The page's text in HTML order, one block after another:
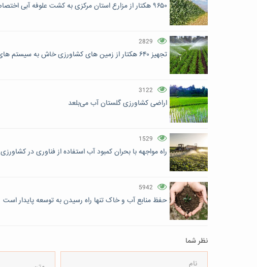
۹۶۵۰ هکتار از مزارع استان مرکزی به کشت علوفه‌ آبی اختصاص خواهد یافت
2829
تجهیز ۶۴٠ هکتار از زمین های کشاورزی خاش به سیستم های نوین آبیاری
3122
اراضی کشاورزی گلستان آب می‌بلعد
1529
راه مواجهه با بحران کمبود آب استفاده از فناوری در کشاورزی
5942
حفظ منابع آب و خاک تنها راه رسیدن به توسعه پایدار است
نظر شما